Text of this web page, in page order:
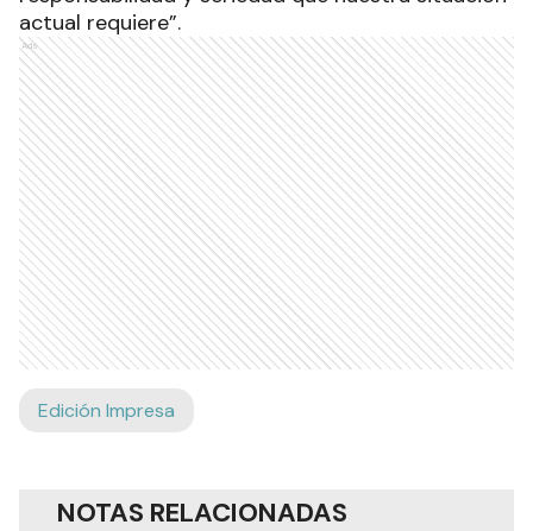
actual requiere”.
Ads
Edición Impresa
NOTAS RELACIONADAS